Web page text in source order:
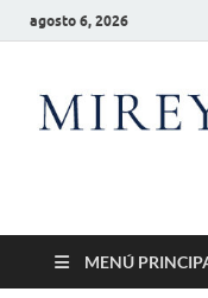
agosto 6, 2026
Mireya
MENÚ